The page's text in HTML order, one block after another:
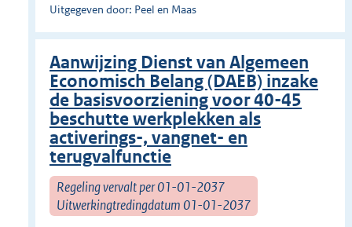
Uitgegeven door: Peel en Maas
Aanwijzing Dienst van Algemeen
Economisch Belang (DAEB) inzake
de basisvoorziening voor 40-45
beschutte werkplekken als
activerings-, vangnet- en
terugvalfunctie
Regeling vervalt per 01-01-2037
Uitwerkingtredingdatum 01-01-2037